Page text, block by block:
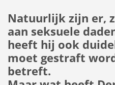
Natuurlijk zijn er,
aan seksuele
heeft hij ook
moet gestraft
betreft.